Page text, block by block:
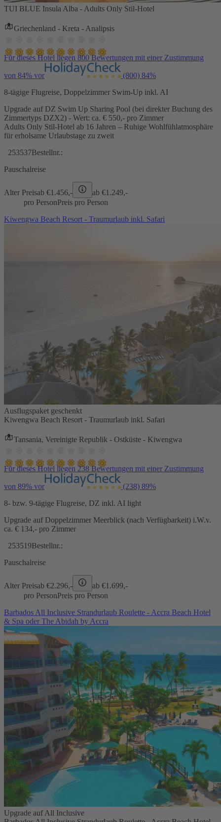
TUI BLUE Insula Alba - Adults Only Stil-Hotel
Griechenland - Kreta - Analipsis
Für dieses Hotel liegen 800 Bewertungen mit einer Zustimmung
von 84% vor (800) 84%
8-tägige Flugreise, Doppelzimmer Swim-Up inkl. AI
Upgrade auf DZ Swim Up Sharing Pool (bei direkter Buchung des
Zimmertyps DZX2) - Wert: ca. € 550,- pro Zimmer
Adults Only Stil-Hotel ab 16 Jahren – Ruhige Wohlfühlatmosphäre
für erholsame Urlaubstage zu zweit
253537Bestellnr.:
Pauschalreise
Alter Preisab €1.456,- ab €1.249,-
pro PersonPreis pro Person
Kiwengwa Beach Resort - Traumurlaub inkl. Safari
Ausflugspaket geschenkt
Kiwengwa Beach Resort - Traumurlaub inkl. Safari
Tansania, Vereinigte Republik - Ostküste - Kiwengwa
Für dieses Hotel liegen 238 Bewertungen mit einer Zustimmung
von 89% vor (238) 89%
8- bzw. 9-tägige Flugreise, DZ inkl. AI light
Upgrade auf Doppelzimmer Meerblick (nach Verfügbarkeit) i.W.v.
ca. € 134,- pro Zimmer
253519Bestellnr.:
Pauschalreise
Alter Preisab €2.296,- ab €1.699,-
pro PersonPreis pro Person
Barbados All Inclusive Strandurlaub Roulette - Accra Beach Hotel
& Spa oder The Abidah by Accra
Upgrade auf All Inclusive